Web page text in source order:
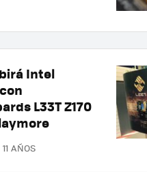
Intel
L33T Z170
AÑOS